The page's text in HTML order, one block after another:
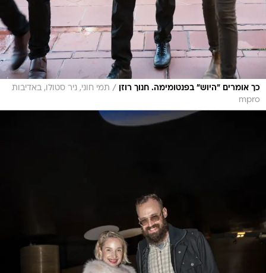
כך אומרים "היוש" בפנטומימה. חנוך רוזן / תמי חוני, ניר סטולו, באדיבות
mpro